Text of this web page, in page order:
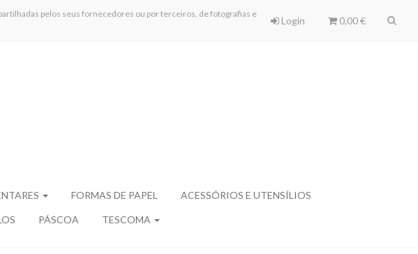
pelos seus fornecedores ou por terceiros, de fotografias e
Login 0,00 €
FORMAS DE PAPEL ACESSÓRIOS E UTENSÍLIOS
PÁSCOA TESCOMA